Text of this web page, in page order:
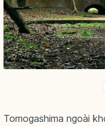
Tomogashima ngoài